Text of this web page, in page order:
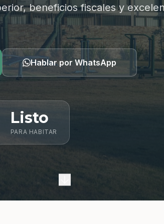
beneficios fiscales y
Hablar por WhatsApp
Listo
PARA HABITAR